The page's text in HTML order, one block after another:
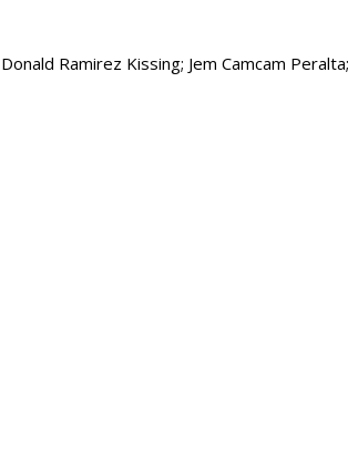
Ramirez Kissing; Jem Camcam